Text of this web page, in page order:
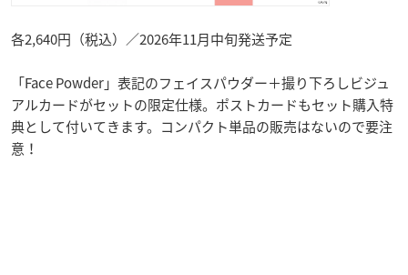
各2,640円（税込）／2026年11月中旬発送予定
「Face Powder」表記のフェイスパウダー＋撮り下ろしビジュ
アルカードがセットの限定仕様。ポストカードもセット購入特
典として付いてきます。コンパクト単品の販売はないので要注
意！